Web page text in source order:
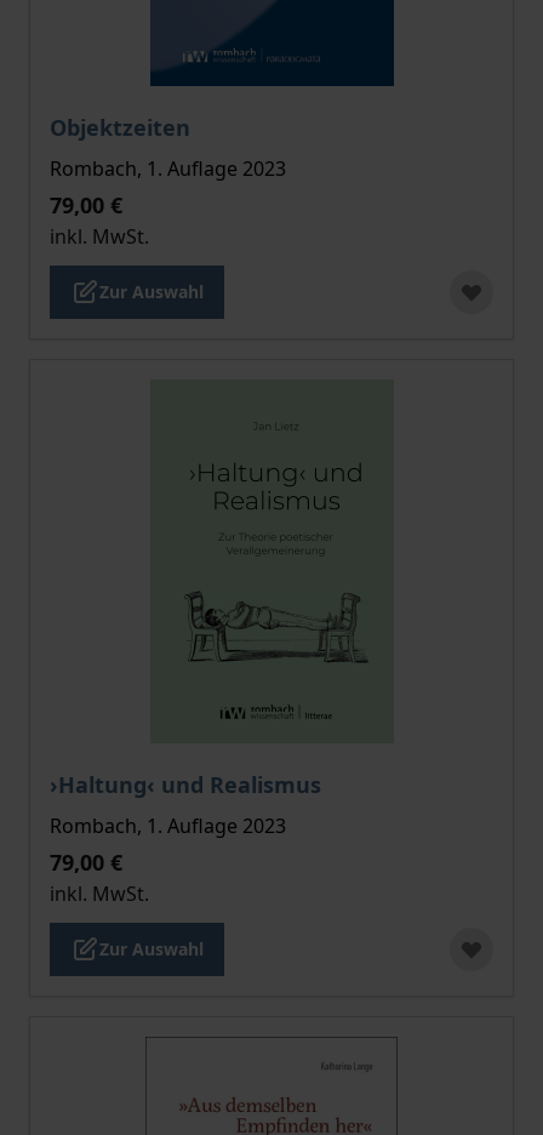
Objektzeiten
Der Preis dieses Titels richtet sich nach der
Rombach, 1. Auflage 2023
79,00 €
inkl. MwSt.
Zur Auswahl
›Haltung‹ und Realismus
Der Preis dieses Titels richtet sich nach der
Rombach, 1. Auflage 2023
79,00 €
inkl. MwSt.
Zur Auswahl